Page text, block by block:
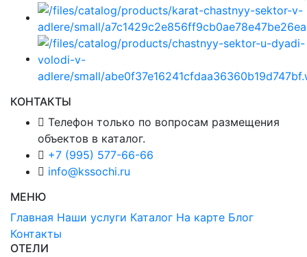
КОНТАКТЫ
Телефон только по вопросам размещения
объектов в каталог.
+7 (995) 577-66-66
info@kssochi.ru
МЕНЮ
Главная Наши услуги Каталог На карте Блог
Контакты
ОТЕЛИ